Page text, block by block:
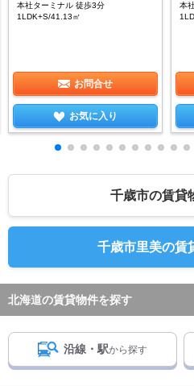
本社ターミナル 徒歩3分
1LDK+S/41.13㎡
お問合せ
お気に入り
本
千歳市の賃貸
千歳市里美の賃
北海道の賃貸物件を探す
沿線・駅から探す